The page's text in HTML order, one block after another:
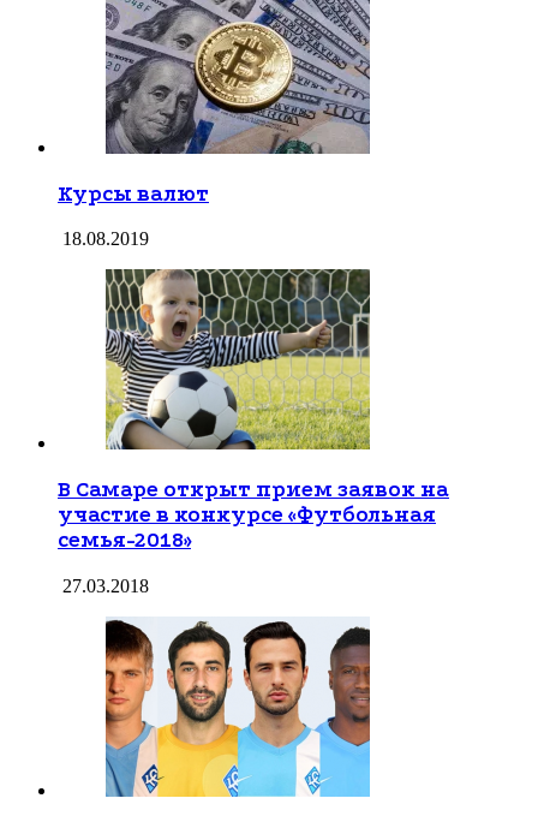
Курсы валют
18.08.2019
В Самаре открыт прием заявок на
участие в конкурсе «Футбольная
семья-2018»
27.03.2018